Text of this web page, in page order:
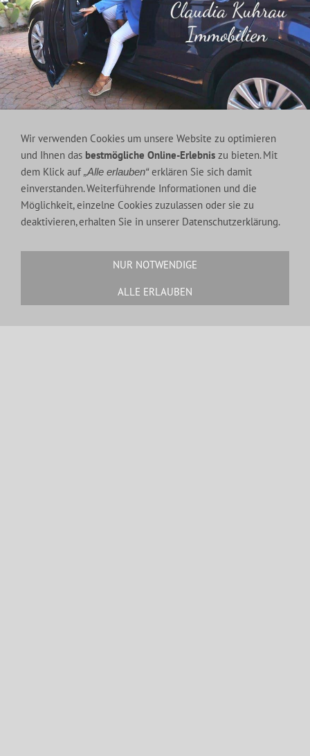
KONTAKT
Tel.:0034 971 137 859
Fax.:0034 971 137 859
Handy.:0034 639 035 585
MEIN YOUTUBE KANAL:
Wir verwenden Cookies um unsere Website zu optimieren
und Ihnen das bestmögliche Online-Erlebnis zu bieten. Mit
dem Klick auf „Alle erlauben“erklären Sie sich damit
einverstanden. Weiterführende Informationen und die
Möglichkeit, einzelne Cookies zuzulassen oder sie zu
deaktivieren, erhalten Sie in unserer Datenschutzerklärung.
NUR NOTWENDIGE
ALLE ERLAUBEN